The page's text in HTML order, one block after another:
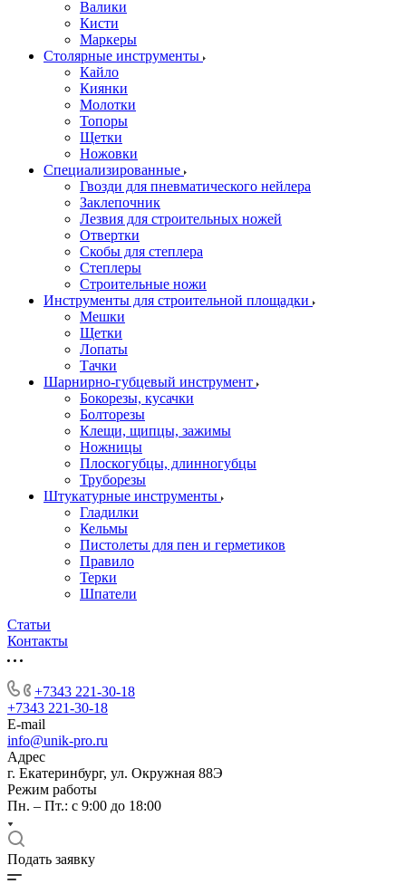
Валики
Кисти
Маркеры
Столярные инструменты
Кайло
Киянки
Молотки
Топоры
Щетки
Ножовки
Специализированные
Гвозди для пневматического нейлера
Заклепочник
Лезвия для строительных ножей
Отвертки
Скобы для степлера
Степлеры
Строительные ножи
Инструменты для строительной площадки
Мешки
Щетки
Лопаты
Тачки
Шарнирно-губцевый инструмент
Бокорезы, кусачки
Болторезы
Клещи, щипцы, зажимы
Ножницы
Плоскогубцы, длинногубцы
Труборезы
Штукатурные инструменты
Гладилки
Кельмы
Пистолеты для пен и герметиков
Правило
Терки
Шпатели
Статьи
Контакты
+7343 221-30-18
+7343 221-30-18
E-mail
info@unik-pro.ru
Адрес
г. Екатеринбург, ул. Окружная 88Э
Режим работы
Пн. – Пт.: с 9:00 до 18:00
Подать заявку